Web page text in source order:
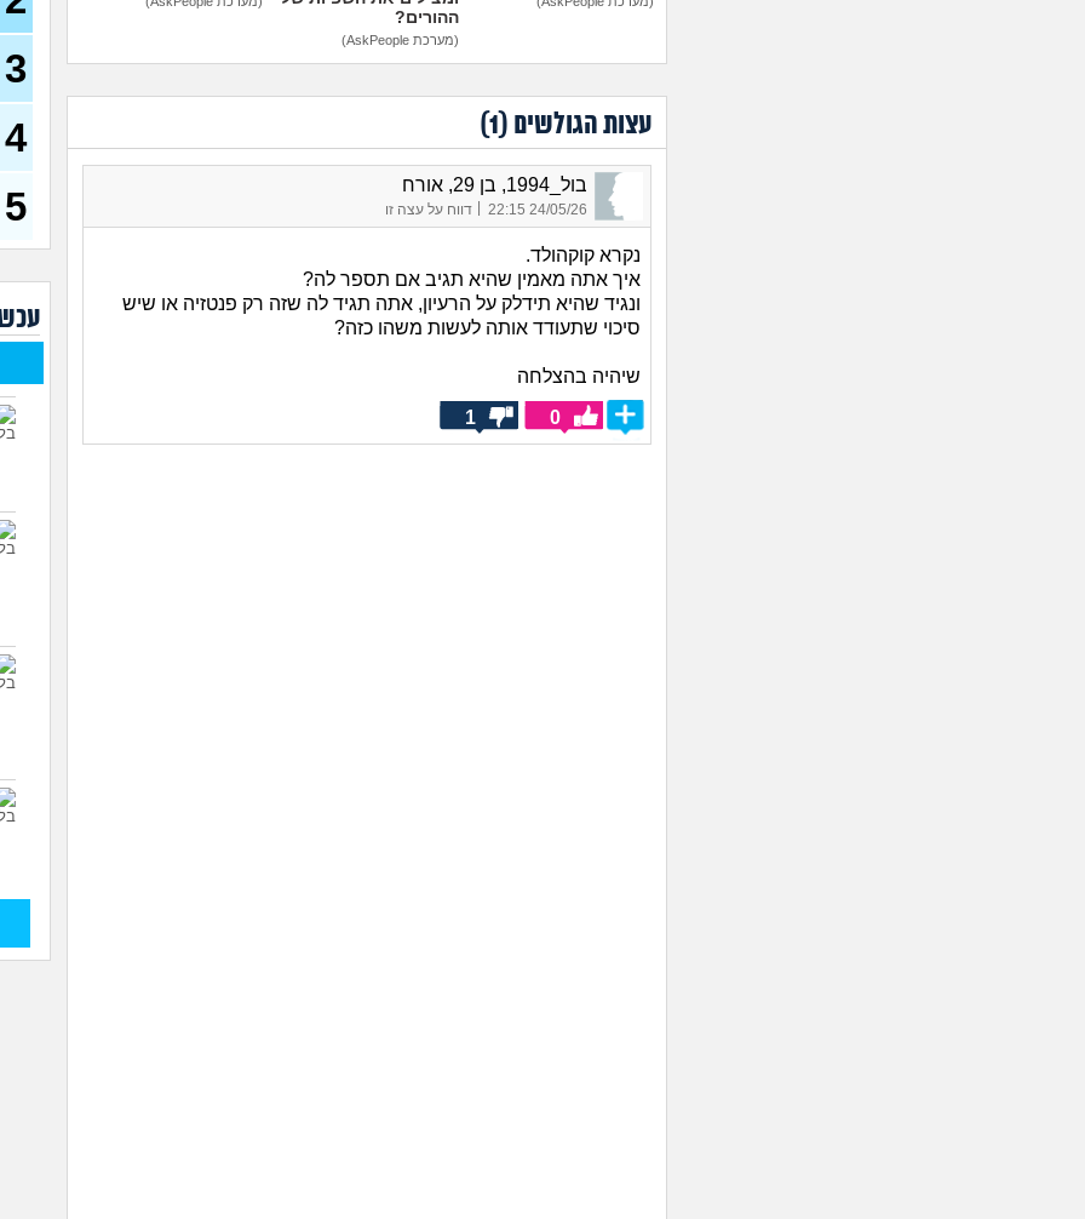
ההורים?
(מערכת AskPeople)
עצות הגולשים (1
)
בול_1994, בן 29, אורח
24/05/26 22:15 דווח על עצה זו
נקרא קוקהולד.
איך אתה מאמין שהיא תגיב אם תספר לה?
ונגיד שהיא תידלק על הרעיון, אתה תגיד לה שזה רק פנטזיה או שיש
סיכוי שתעודד אותה לעשות משהו כזה?
שיהיה בהצלחה
0
1
אח
3
4
5